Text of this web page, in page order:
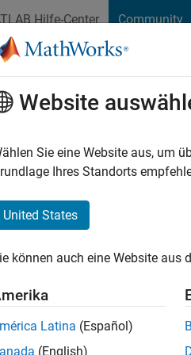
Hilfe-Center Community
File Exchange Cody
Last seen: mehr als
Followers:0
Matlabist
Abzeichen Empfehlungen
Website
Sie eine Website aus, um
Ihres Standorts
United States
können auch eine Website aus
Latina (Español)
(English)